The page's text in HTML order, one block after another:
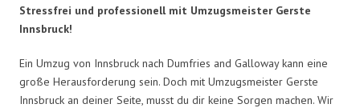
Stressfrei und professionell mit Umzugsmeister Gerste
Innsbruck!
Ein Umzug von Innsbruck nach Dumfries and Galloway kann eine
große Herausforderung sein. Doch mit Umzugsmeister Gerste
Innsbruck an deiner Seite, musst du dir keine Sorgen machen. Wir